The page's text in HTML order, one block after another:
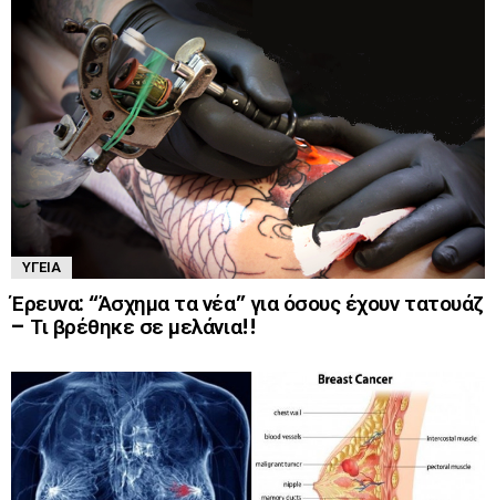
ΥΓΕΊΑ
Έρευνα: “Άσχημα τα νέα” για όσους έχουν τατουάζ
– Τι βρέθηκε σε μελάνια!!